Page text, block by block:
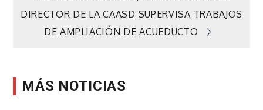
de
DIRECTOR DE LA CAASD SUPERVISA TRABAJOS
DE AMPLIACIÓN DE ACUEDUCTO
MÁS NOTICIAS